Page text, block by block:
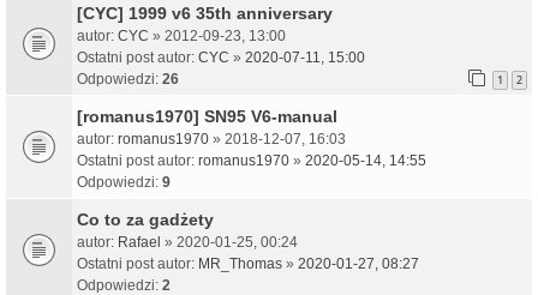
[CYC] 1999 v6 35th anniversary
autor: CYC » 2012-09-23, 13:00
Ostatni post autor: CYC » 2020-07-11, 15:00
Odpowiedzi: 26 1 2
[romanus1970] SN95 V6-manual
autor: romanus1970 » 2018-12-07, 16:03
Ostatni post autor: romanus1970 » 2020-05-14, 14:55
Odpowiedzi: 9
Co to za gadżety
autor: Rafael » 2020-01-25, 00:24
Ostatni post autor: MR_Thomas » 2020-01-27, 08:27
Odpowiedzi: 2